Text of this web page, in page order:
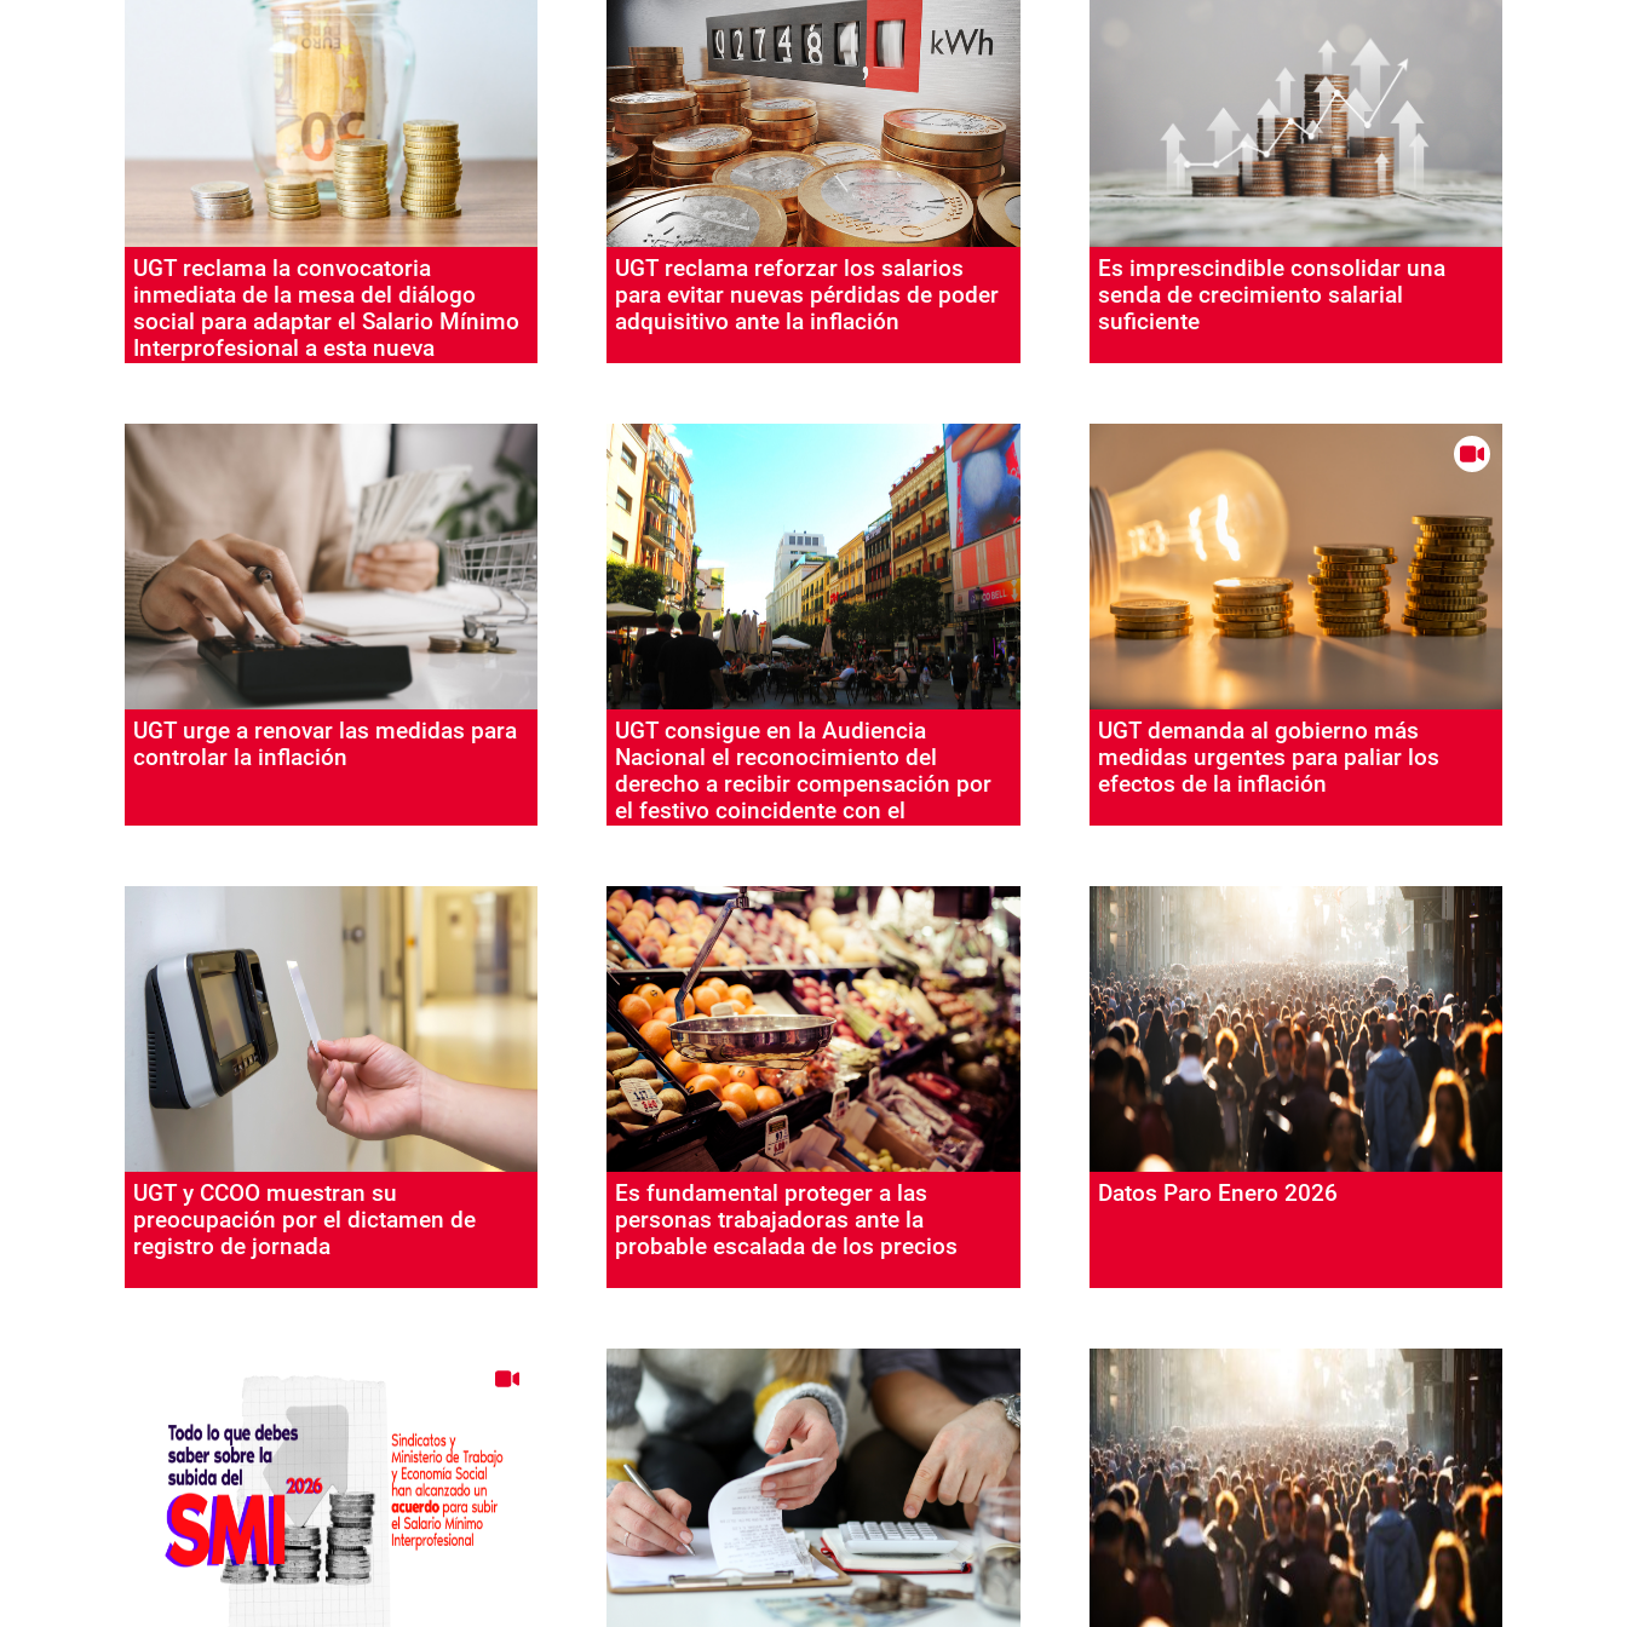
UGT reclama la convocatoria
inmediata de la mesa del diálogo
social para adaptar el Salario Mínimo
Interprofesional a esta nueva
UGT reclama reforzar los salarios
para evitar nuevas pérdidas de poder
adquisitivo ante la inflación
Es imprescindible consolidar una
senda de crecimiento salarial
suficiente
UGT urge a renovar las medidas para
controlar la inflación
UGT consigue en la Audiencia
Nacional el reconocimiento del
derecho a recibir compensación por
el festivo coincidente con el
UGT demanda al gobierno más
medidas urgentes para paliar los
efectos de la inflación
UGT y CCOO muestran su
preocupación por el dictamen de
registro de jornada
Es fundamental proteger a las
personas trabajadoras ante la
probable escalada de los precios
Datos Paro Enero 2026